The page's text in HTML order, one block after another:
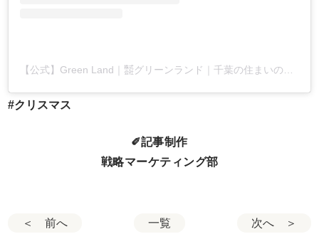
#クリスマス
✐記事制作
戦略マーケティング部
＜ 前へ 一覧 次へ ＞